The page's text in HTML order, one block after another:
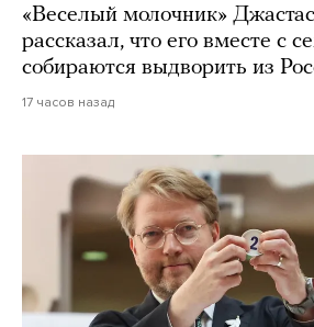
«Веселый молочник»
рассказал, что его вместе с
собираются выдворить из
17 часов назад